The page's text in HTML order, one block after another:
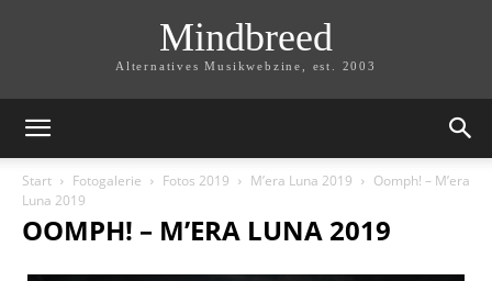
Mindbreed
Alternatives Musikwebzine, est. 2003
Start Fotogalerie Fotos 2019 M’era Luna 2019
Oomph! – M’era
Luna 2019
OOMPH! – M’ERA LUNA 2019